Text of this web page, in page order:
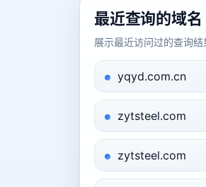
最近查询的域名
展示最近访问过的查询结
yqyd.com.cn
zytsteel.com
zytsteel.com